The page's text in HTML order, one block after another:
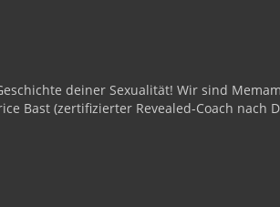
deiner Sexualität! Wir sind
Bast (zertifizierter Revealed-Coach